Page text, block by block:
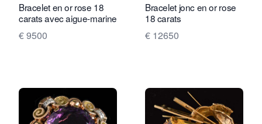
Bracelet en or rose 18
carats avec aigue-marine
€ 9500
Bracelet jonc en or rose
18 carats
€ 12650